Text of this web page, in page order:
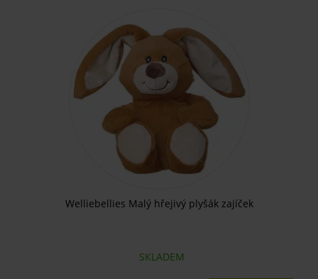
Welliebellies Malý hřejivý plyšák zajíček
SKLADEM